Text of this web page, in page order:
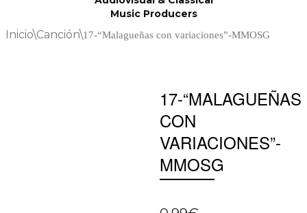
Music Producers
Inicio\Canción\17-“Malagueñas con variaciones”-MMOSG
17-“MALAGUEÑAS
CON
VARIACIONES”-
MMOSG